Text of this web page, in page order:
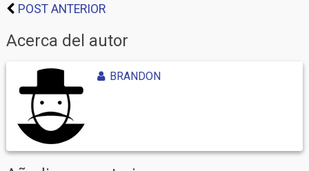
POST ANTERIOR
Acerca del autor
BRANDON